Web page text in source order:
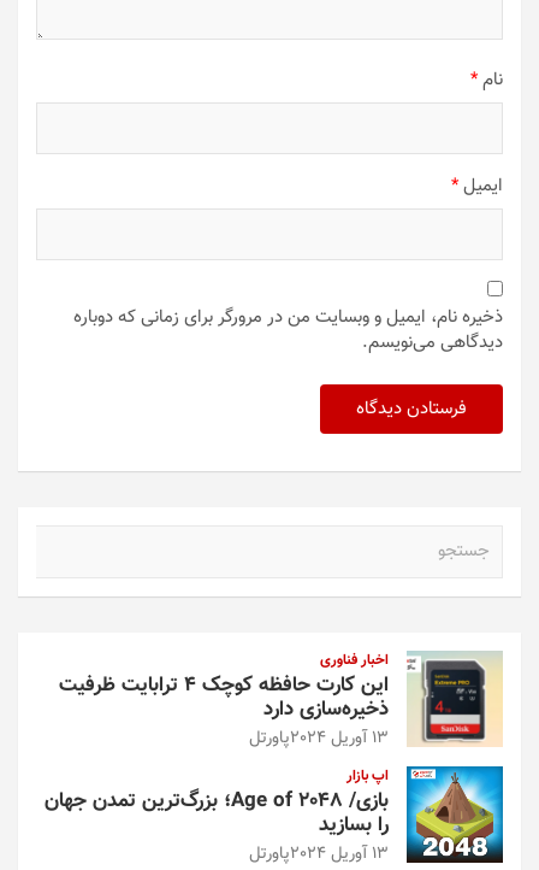
نام*
ایمیل*
ذخیره نام، ایمیل و وبسایت من در مرورگر برای زمانی که دوباره
دیدگاهی می‌نویسم.
اخبار فناوری
این کارت حافظه کوچک ۴ ترابایت ظرفیت
ذخیره‌سازی دارد
13 آوریل 2024 پاورتل
اپ بازار
بازی/ Age of 2048؛ بزرگ‌ترین تمدن جهان
را بسازید
13 آوریل 2024 پاورتل